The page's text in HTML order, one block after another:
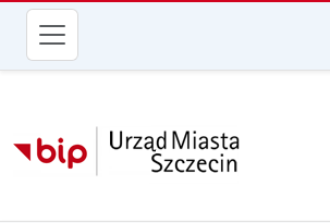
przejdź do głównego menu